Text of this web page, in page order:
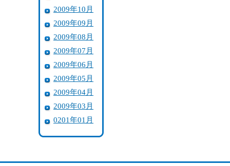
2009年10月
2009年09月
2009年08月
2009年07月
2009年06月
2009年05月
2009年04月
2009年03月
0201年01月